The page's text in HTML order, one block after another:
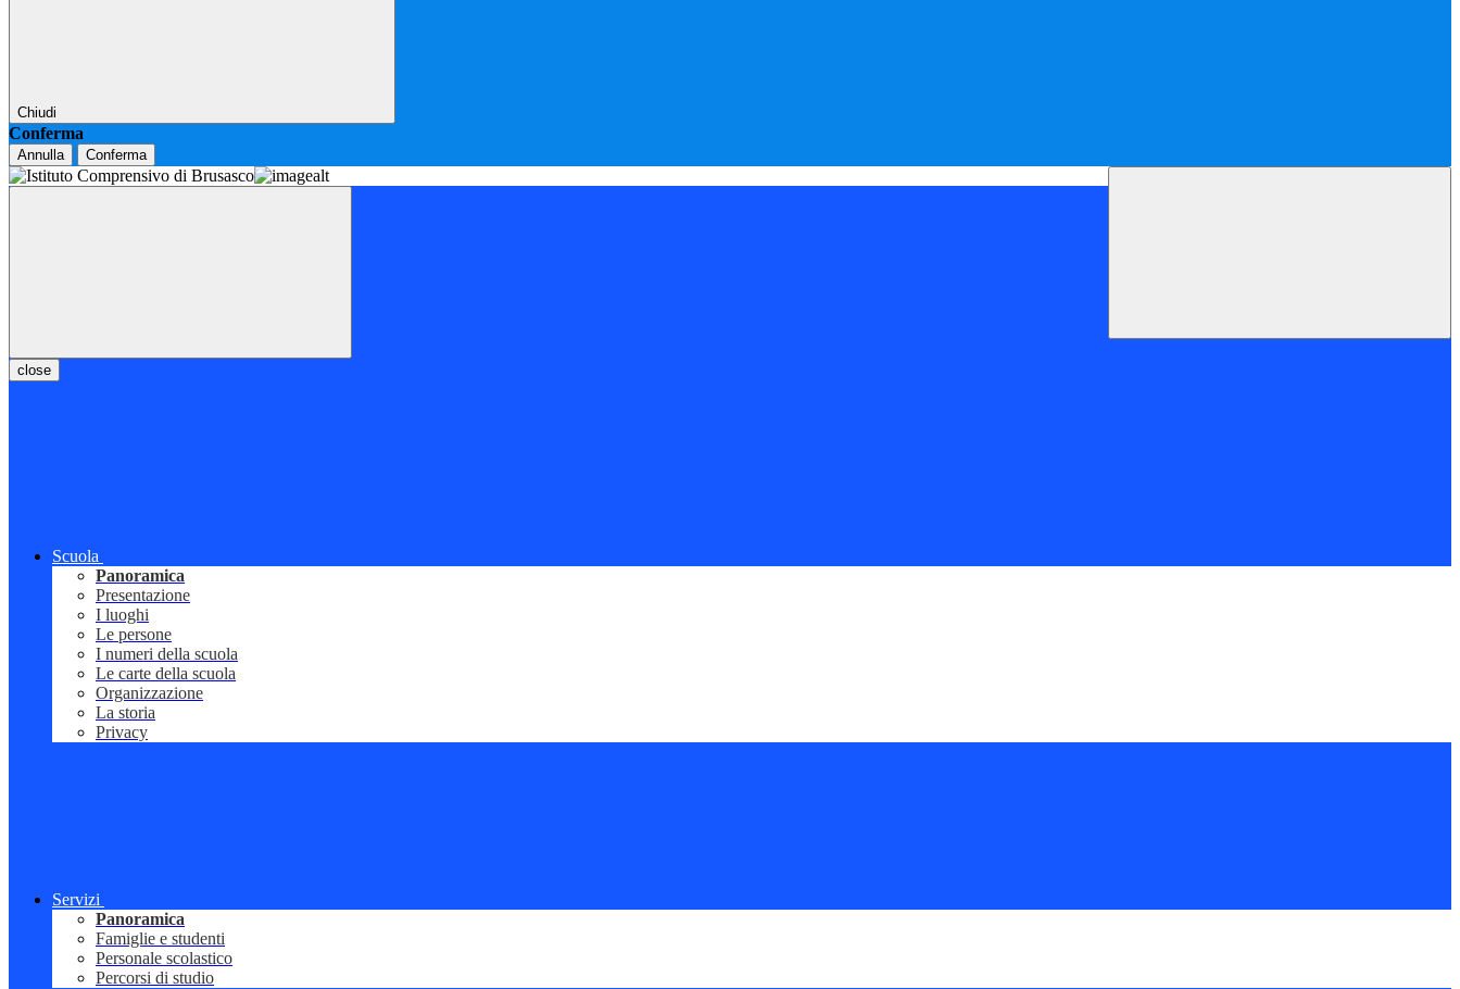
Chiudi
Conferma
Annulla Conferma
close
Scuola
Panoramica
Presentazione
I luoghi
Le persone
I numeri della scuola
Le carte della scuola
Organizzazione
La storia
Privacy
Servizi
Panoramica
Famiglie e studenti
Personale scolastico
Percorsi di studio